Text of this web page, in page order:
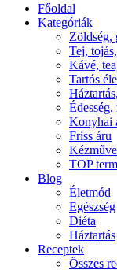
Főoldal
Kategóriák
Zöldség,
Tej,
Kávé,
Tartós
Konyhai
Friss áru
TOP
Blog
Életmód
Egészség
Diéta
Háztartás
Receptek
Összes